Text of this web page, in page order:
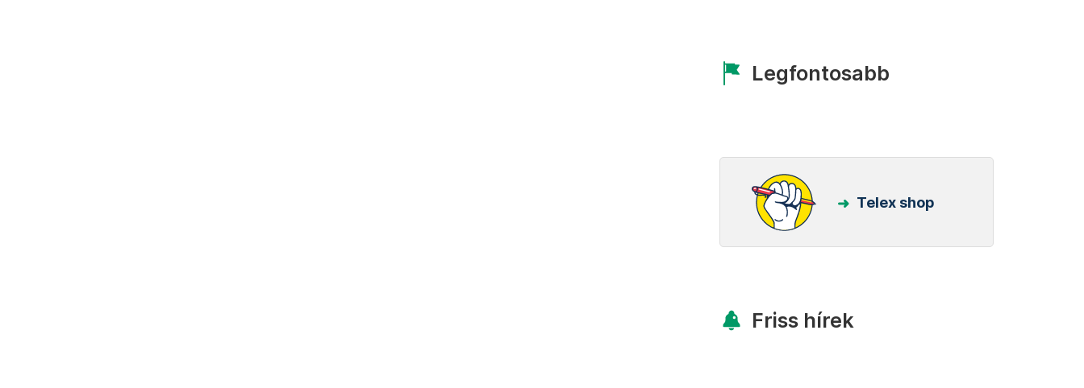
Legfontosabb
Telex shop
Friss hírek